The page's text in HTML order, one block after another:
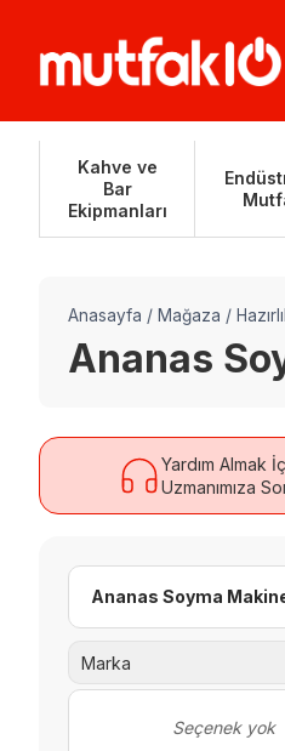
Kahve ve
Bar
Ekipmanları
Anasayfa / Mağaza /
Ananas
Yardım Almak
Uzmanımıza
Ananas Soyma
Marka
Seçenek yok